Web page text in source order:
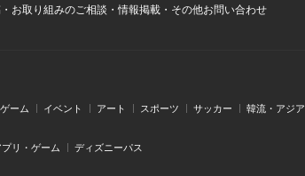
お取り組みのご相談・情報掲載・その他お問い合わせ
ゲーム イベント アート スポーツ サッカー 韓流・アジア
プリ・ゲーム ディズニーパス